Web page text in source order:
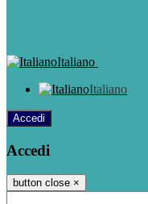
Italiano
Italiano
Accedi
Accedi
button close ×